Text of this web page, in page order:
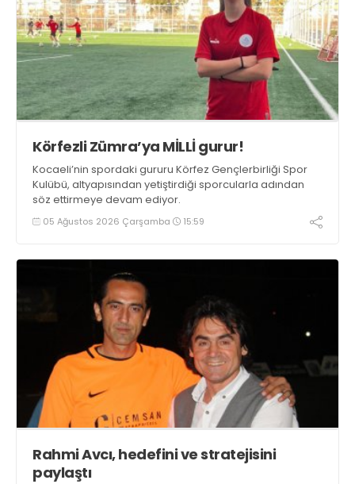
Körfezli Zümra’ya MİLLİ gurur!
Kocaeli’nin spordaki gururu Körfez Gençlerbirliği Spor
Kulübü, altyapısından yetiştirdiği sporcularla adından
söz ettirmeye devam ediyor.
05 Ağustos 2026 Çarşamba 15:59
Rahmi Avcı, hedefini ve stratejisini
paylaştı